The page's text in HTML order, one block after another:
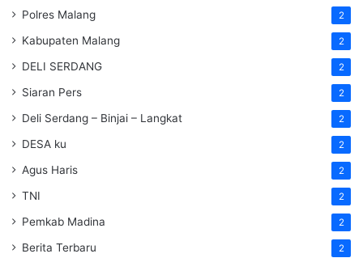
Polres Malang 2
Kabupaten Malang 2
DELI SERDANG 2
Siaran Pers 2
Deli Serdang – Binjai – Langkat 2
DESA ku 2
Agus Haris 2
TNI 2
Pemkab Madina 2
Berita Terbaru 2